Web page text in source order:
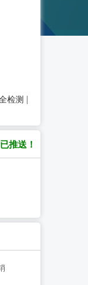
检测 |
已推送！